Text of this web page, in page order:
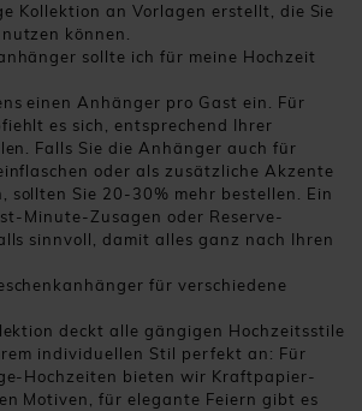
Kollektion an Vorlagen erstellt, die Sie
können.
sollte ich für meine Hochzeit
einen Anhänger pro Gast ein. Für
es sich, entsprechend Ihrer
Falls Sie die Anhänger auch für
oder als zusätzliche Akzente
sollten Sie 20-30% mehr bestellen. Ein
Minute-Zusagen oder Reserve-
sinnvoll, damit alles ganz nach Ihren
für verschiedene
deckt alle gängigen Hochzeitsstile
individuellen Stil perfekt an: Für
Hochzeiten bieten wir Kraftpapier-
Motiven, für elegante Feiern gibt es